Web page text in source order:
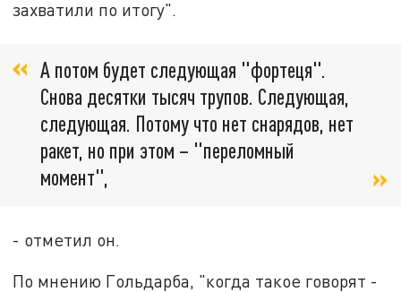
захватили по итогу".
А потом будет следующая "фортеця".
Снова десятки тысяч трупов. Следующая,
следующая. Потому что нет снарядов, нет
ракет, но при этом – "переломный
момент",
- отметил он.
По мнению Гольдарба, "когда такое говорят -